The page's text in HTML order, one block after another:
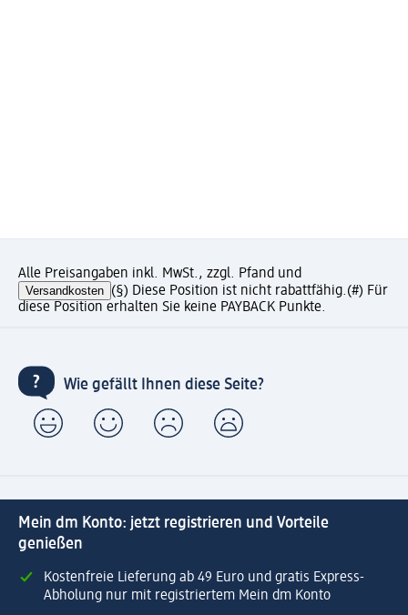
Alle Preisangaben inkl. MwSt., zzgl. Pfand und
Versandkosten (§) Diese Position ist nicht rabattfähig.(#) Für
diese Position erhalten Sie keine PAYBACK Punkte.
Wie gefällt Ihnen diese Seite?
Mein dm Konto: jetzt registrieren und Vorteile
genießen
Kostenfreie Lieferung ab 49 Euro und gratis Express-
Abholung nur mit registriertem Mein dm Konto